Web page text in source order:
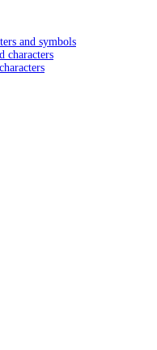
and symbols
characters